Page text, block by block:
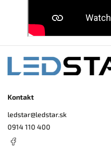
Kontakt
ledstar@ledstar.sk
0914 110 400